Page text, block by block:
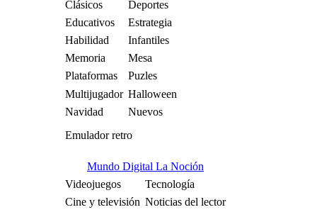
Clásicos
Deportes
Educativos
Estrategia
Habilidad
Infantiles
Memoria
Mesa
Plataformas
Puzles
Multijugador Halloween
Navidad
Nuevos
Emulador retro
Mundo Digital La Noción
Videojuegos
Tecnología
Cine y televisión Noticias del lector